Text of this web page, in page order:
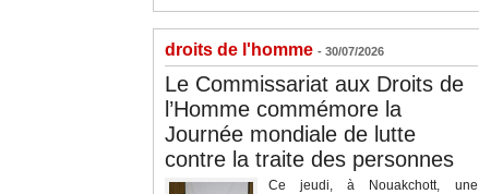
droits de l'homme - 30/07/2026
Le Commissariat aux Droits de
l’Homme commémore la
Journée mondiale de lutte
contre la traite des personnes
Ce jeudi, à Nouakchott, une